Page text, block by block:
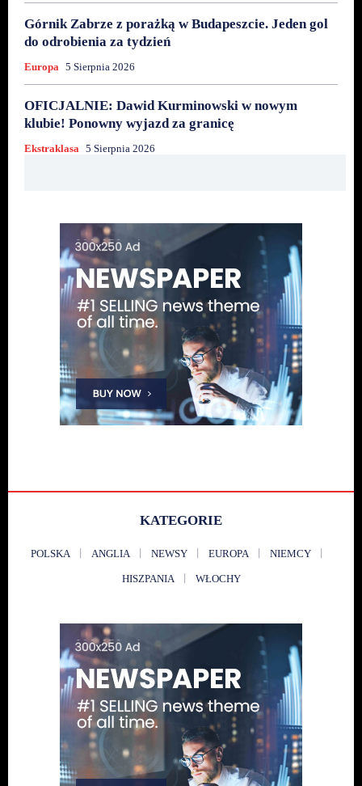
Górnik Zabrze z porażką w Budapeszcie. Jeden gol
do odrobienia za tydzień
Europa 5 Sierpnia 2026
OFICJALNIE: Dawid Kurminowski w nowym
klubie! Ponowny wyjazd za granicę
Ekstraklasa 5 Sierpnia 2026
KATEGORIE
POLSKA ANGLIA NEWSY EUROPA NIEMCY
HISZPANIA WŁOCHY